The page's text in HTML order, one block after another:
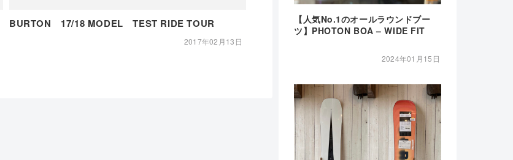
BURTON 17/18 MODEL TEST RIDE TOUR
2017年02月13日
【人気No.1のオールラウンドブー
ツ】PHOTON BOA – WIDE FIT
2024年01月15日